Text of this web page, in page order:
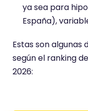
ya sea para
España),
Estas son algunas
según el ranking
2026: